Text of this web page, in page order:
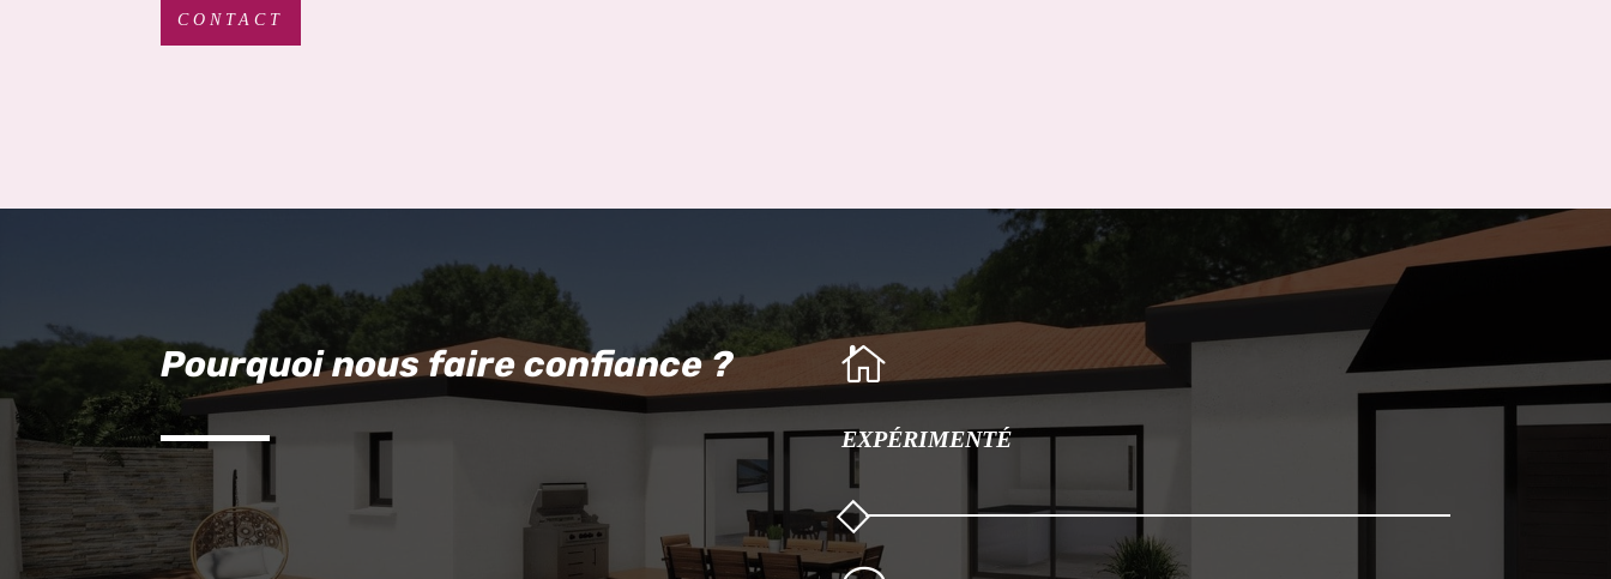
CONTACT
Pourquoi nous faire confiance ? 
EXPÉRIMENTÉ